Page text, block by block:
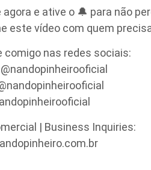
agora e ative o 🔔 para não
este vídeo com quem
comigo nas redes sociais:
| Business Inquiries: